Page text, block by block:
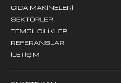
GIDA MAKINELERI
SEKTÖRLER
TEMSILCILIKLER
REFERANSLAR
İLETIŞIM